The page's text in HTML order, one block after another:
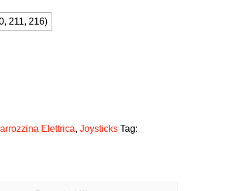
211, 216)
Elettrica, Joysticks Tag: